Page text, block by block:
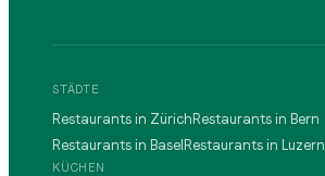
STÄDTE
Restaurants in Zürich Restaurants in Bern
Restaurants in Basel Restaurants in Luzern
KÜCHEN